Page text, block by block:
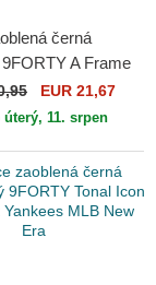
černá
A Frame
Bulls NBA
EUR 21,67
úterý, 11. srpen